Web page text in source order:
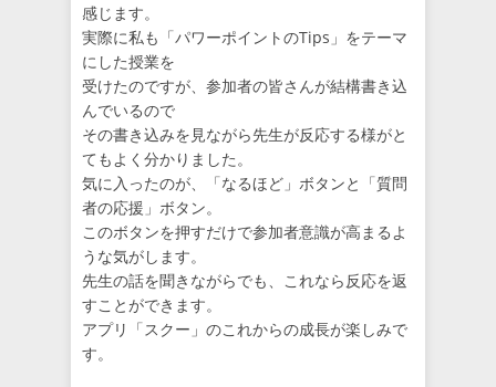
感じます。
実際に私も「パワーポイントのTips」をテーマ
にした授業を
受けたのですが、参加者の皆さんが結構書き込
んでいるので
その書き込みを見ながら先生が反応する様がと
てもよく分かりました。
気に入ったのが、「なるほど」ボタンと「質問
者の応援」ボタン。
このボタンを押すだけで参加者意識が高まるよ
うな気がします。
先生の話を聞きながらでも、これなら反応を返
すことができます。
アプリ「スクー」のこれからの成長が楽しみで
す。